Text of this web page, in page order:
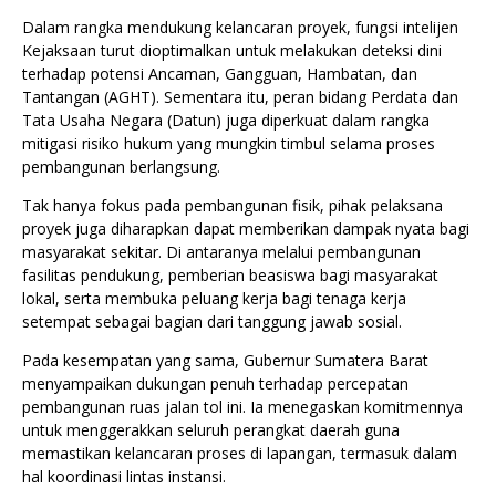
Dalam rangka mendukung kelancaran proyek, fungsi intelijen
Kejaksaan turut dioptimalkan untuk melakukan deteksi dini
terhadap potensi Ancaman, Gangguan, Hambatan, dan
Tantangan (AGHT). Sementara itu, peran bidang Perdata dan
Tata Usaha Negara (Datun) juga diperkuat dalam rangka
mitigasi risiko hukum yang mungkin timbul selama proses
pembangunan berlangsung.
Tak hanya fokus pada pembangunan fisik, pihak pelaksana
proyek juga diharapkan dapat memberikan dampak nyata bagi
masyarakat sekitar. Di antaranya melalui pembangunan
fasilitas pendukung, pemberian beasiswa bagi masyarakat
lokal, serta membuka peluang kerja bagi tenaga kerja
setempat sebagai bagian dari tanggung jawab sosial.
Pada kesempatan yang sama, Gubernur Sumatera Barat
menyampaikan dukungan penuh terhadap percepatan
pembangunan ruas jalan tol ini. Ia menegaskan komitmennya
untuk menggerakkan seluruh perangkat daerah guna
memastikan kelancaran proses di lapangan, termasuk dalam
hal koordinasi lintas instansi.